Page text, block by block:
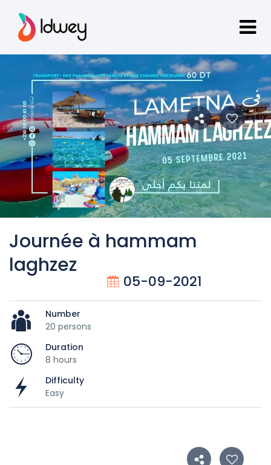
Journée à hammam
laghzez
05-09-2021
Number
20 persons
Duration
8 hours
Difficulty
Easy